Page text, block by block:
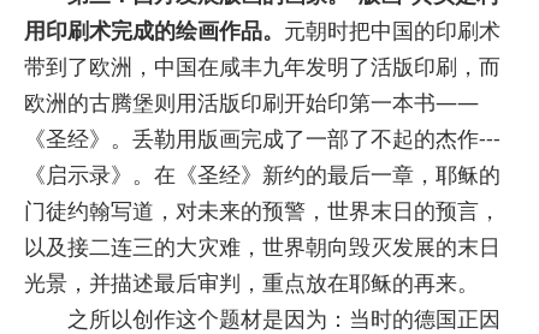
用印刷术完成的绘画作品。 元朝时把中国的印刷术
带到了欧洲，中国在咸丰九年发明了活版印刷，而
欧洲的古腾堡则用活版印刷开始印第一本书——
《圣经》。丢勒用版画完成了一部了不起的杰作---
《启示录》。在《圣经》新约的最后一章，耶稣的
门徒约翰写道，对未来的预警，世界末日的预言，
以及接二连三的大灾难，世界朝向毁灭发展的末日
光景，并描述最后审判，重点放在耶稣的再来。
之所以创作这个题材是因为：当时的德国正因